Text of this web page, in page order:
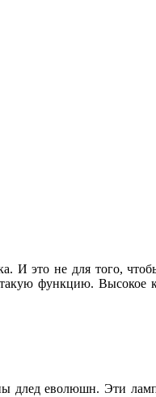
И это не для того,
функцию. Высокое
длед еволюшн. Эти